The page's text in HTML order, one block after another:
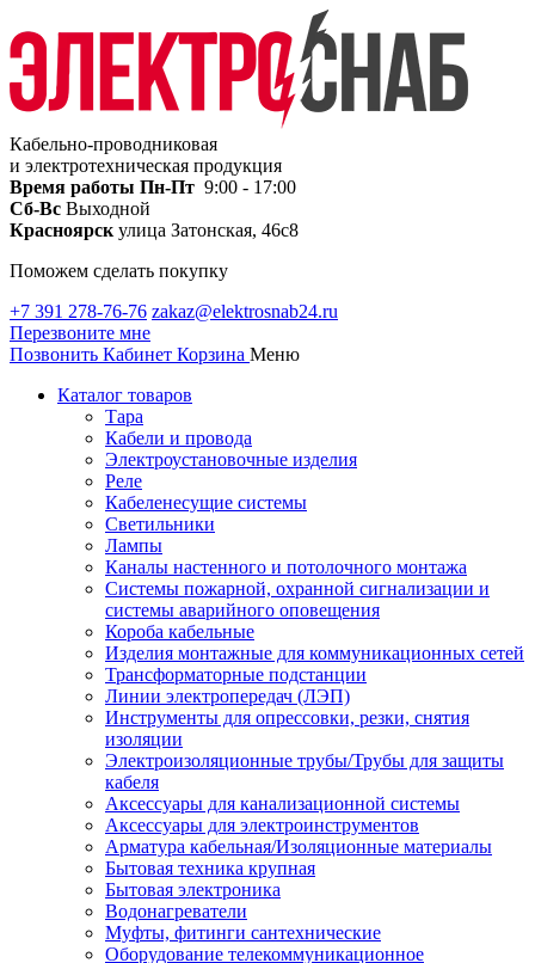
Кабельно-проводниковая
и электротехническая продукция
Время работы Пн-Пт 9:00 - 17:00
Сб-Вс Выходной
Красноярск улица Затонская, 46с8
Поможем сделать покупку
+7 391 278-76-76 zakaz@elektrosnab24.ru
Перезвоните мне
Позвонить Кабинет Корзина Меню
Каталог товаров
Тара
Кабели и провода
Электроустановочные изделия
Реле
Кабеленесущие системы
Светильники
Лампы
Каналы настенного и потолочного монтажа
Системы пожарной, охранной сигнализации и
системы аварийного оповещения
Короба кабельные
Изделия монтажные для коммуникационных сетей
Трансформаторные подстанции
Линии электропередач (ЛЭП)
Инструменты для опрессовки, резки, снятия
изоляции
Электроизоляционные трубы/Трубы для защиты
кабеля
Аксессуары для канализационной системы
Аксессуары для электроинструментов
Арматура кабельная/Изоляционные материалы
Бытовая техника крупная
Бытовая электроника
Водонагреватели
Муфты, фитинги сантехнические
Оборудование телекоммуникационное